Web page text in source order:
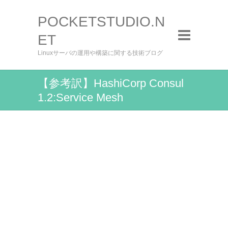
POCKETSTUDIO.N
ET
Linuxサーバの運用や構築に関する技術ブログ
【参考訳】HashiCorp Consul
1.2:Service Mesh